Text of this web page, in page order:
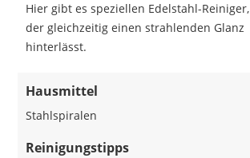
Hier gibt es speziellen Edelstahl-Reiniger,
der gleichzeitig einen strahlenden Glanz
hinterlässt.
Hausmittel
Stahlspiralen
Reinigungstipps